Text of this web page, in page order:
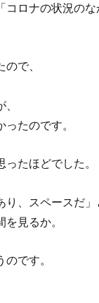
ロナの状況の
で、
たのです。
たほどでした。
、スペースだ」
見るか。
です。